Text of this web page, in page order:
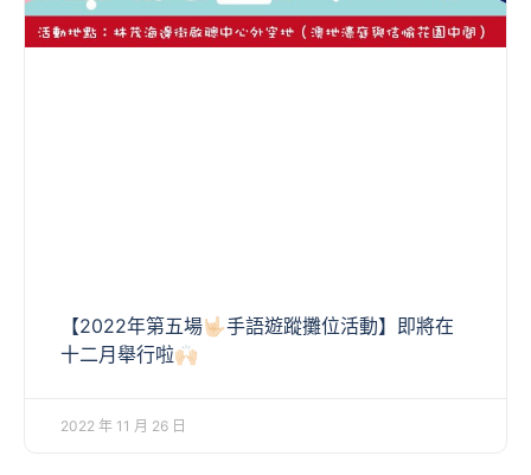
【2022年第五場🤟🏻手語遊蹤攤位活動】即將在
十二月舉行啦🙌🏻
2022 年 11 月 26 日